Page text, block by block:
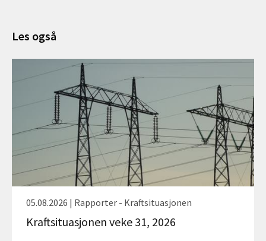
Les også
05.08.2026 | Rapporter - Kraftsituasjonen
Kraftsituasjonen veke 31, 2026